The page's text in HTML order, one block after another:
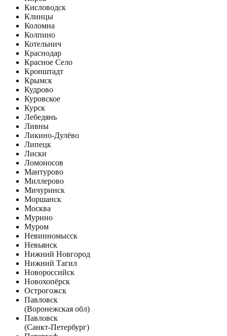
Кисловодск
Клинцы
Коломна
Колпино
Котельнич
Краснодар
Красное Село
Кронштадт
Крымск
Кудрово
Куровское
Курск
Лебедянь
Ливны
Ликино-Дулёво
Липецк
Лиски
Ломоносов
Мантурово
Миллерово
Мичуринск
Моршанск
Москва
Мурино
Муром
Невинномысск
Невьянск
Нижний Новгород
Нижний Тагил
Новороссийск
Новохопёрск
Острогожск
Павловск
(Воронежская обл)
Павловск
(Санкт-Петербург)